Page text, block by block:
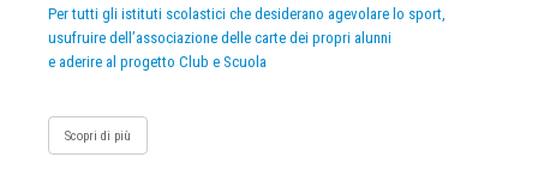
Per tutti gli istituti scolastici che desiderano agevolare lo sport,
usufruire dell’associazione delle carte dei propri alunni
e aderire al progetto Club e Scuola
Scopri di più